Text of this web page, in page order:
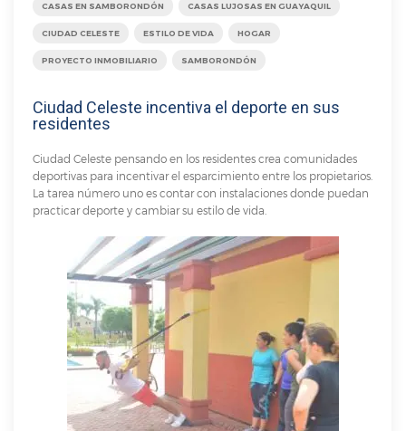
CASAS EN SAMBORONDÓN CASAS LUJOSAS EN GUAYAQUIL
CIUDAD CELESTE ESTILO DE VIDA HOGAR
PROYECTO INMOBILIARIO SAMBORONDÓN
Ciudad Celeste incentiva el deporte en sus
residentes
Ciudad Celeste pensando en los residentes crea comunidades
deportivas para incentivar el esparcimiento entre los propietarios.
La tarea número uno es contar con instalaciones donde puedan
practicar deporte y cambiar su estilo de vida.